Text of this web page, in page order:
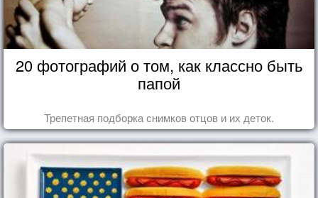
20 фотографий о том, как классно быть
папой
Трепетная подборка снимков отцов и их деток.